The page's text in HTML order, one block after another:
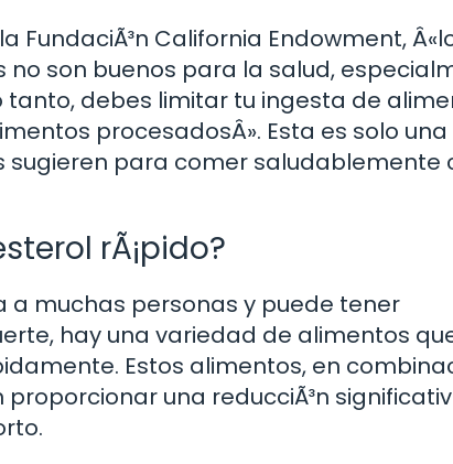
FundaciÃ³n California Endowment,
son buenos para la salud,
debes limitar tu ingesta de
procesadosÂ». Esta es solo
para comer saludablemente
rÃ¡pido?
a muchas personas y puede tener
hay una variedad de alimentos
Estos alimentos, en
una reducciÃ³n